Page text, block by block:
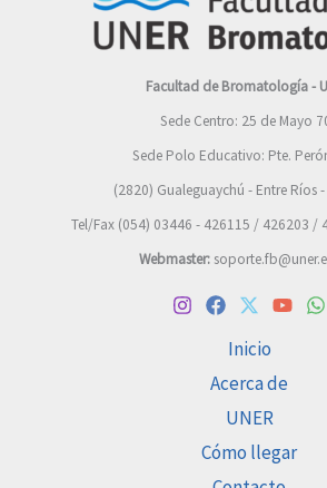
Facultad de Bromatología -
Sede Centro: 25 de Mayo
Sede Polo Educativo: Pte.
(2820) Gualeguaychú - Entre Ríos
Tel/Fax (054) 03446 - 426115 / 426203 /
Webmaster:
Inicio
Acerca de
UNER
Cómo llegar